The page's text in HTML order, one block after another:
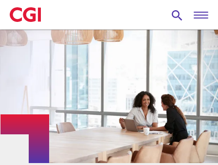
Skip
to
main
content